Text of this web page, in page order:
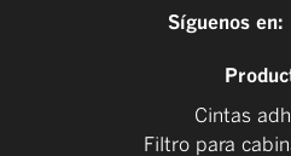
Síguenos en:
Cintas
Filtro para